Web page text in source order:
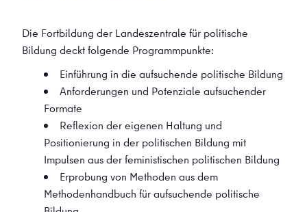
Die Fortbildung der Landeszentrale für politische
Bildung deckt folgende Programmpunkte:
Einführung in die aufsuchende politische Bildung
Anforderungen und Potenziale aufsuchender
Formate
Reflexion der eigenen Haltung und
Positionierung in der politischen Bildung mit
Impulsen aus der feministischen politischen Bildung
Erprobung von Methoden aus dem
Methodenhandbuch für aufsuchende politische